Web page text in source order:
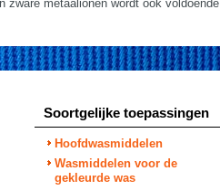
zware metaalionen wordt ook voldoende
Soortgelijke toepassingen
Hoofdwasmiddelen
Wasmiddelen voor de
gekleurde was